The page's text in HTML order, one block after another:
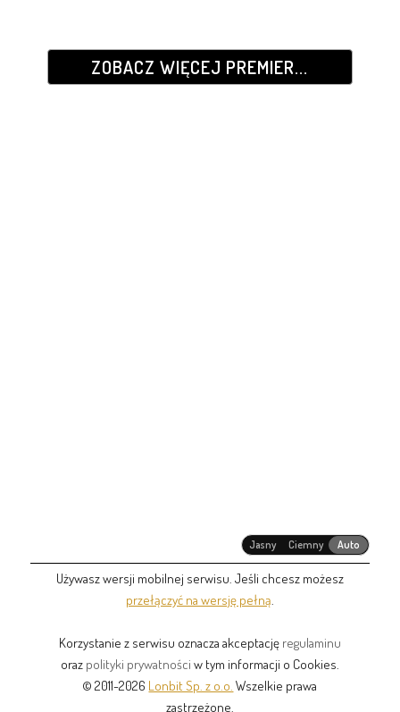
ZOBACZ WIĘCEJ PREMIER...
Jasny Ciemny Auto
Używasz wersji mobilnej serwisu. Jeśli chcesz możesz
przełączyć na wersję pełną
Korzystanie z serwisu oznacza akceptację regulaminu
oraz polityki prywatności w tym informacji o Cookies.
© 2011-2026 Lonbit Sp. z o.o. Wszelkie prawa
zastrzeżone.